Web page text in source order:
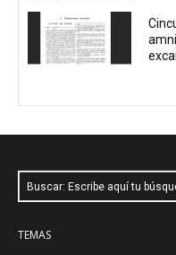
Buscar: Escribe aquí tu
TEMAS